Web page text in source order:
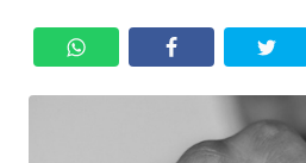
KRIMINAL
EKUIN